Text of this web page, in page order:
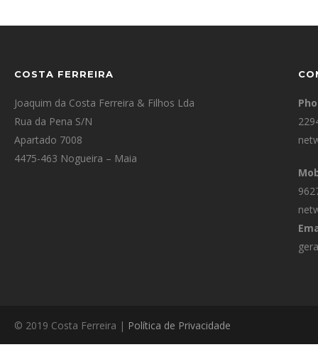
COSTA FERREIRA
Joaquim da Costa Ferreira & Filhos Lda
Rua da Pena S/N
Apartado 7008
4475-463 Nogueira – Maia
© 2019 Costa Ferreira | Política de Privacidade